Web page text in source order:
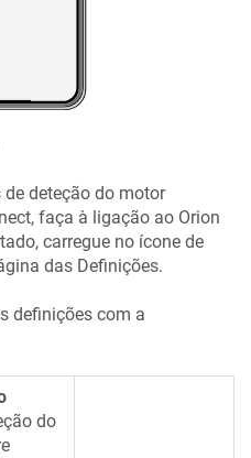
deteção do motor
faça à ligação ao Orion
carregue no ícone de
das Definições.
definições com a
do